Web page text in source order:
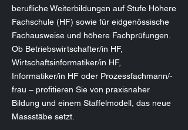
berufliche Weiterbildungen auf Stufe Höhere
Fachschule (HF) sowie für eidgenössische
Fachausweise und höhere Fachprüfungen.
Ob Betriebswirtschafter/in HF,
Wirtschaftsinformatiker/in HF,
Informatiker/in HF oder Prozessfachmann/-
frau – profitieren Sie von praxisnaher
Bildung und einem Staffelmodell, das neue
Massstäbe setzt.